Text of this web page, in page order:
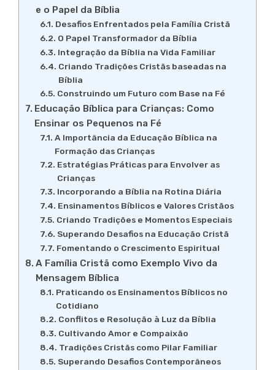
e o Papel da Bíblia
Desafios Enfrentados pela Família Cristã
O Papel Transformador da Bíblia
Integração da Bíblia na Vida Familiar
Criando Tradições Cristãs baseadas na
Bíblia
Construindo um Futuro com Base na Fé
Educação Bíblica para Crianças: Como
Ensinar os Pequenos na Fé
A Importância da Educação Bíblica na
Formação das Crianças
Estratégias Práticas para Envolver as
Crianças
Incorporando a Bíblia na Rotina Diária
Ensinamentos Bíblicos e Valores Cristãos
Criando Tradições e Momentos Especiais
Superando Desafios na Educação Cristã
Fomentando o Crescimento Espiritual
A Família Cristã como Exemplo Vivo da
Mensagem Bíblica
Praticando os Ensinamentos Bíblicos no
Cotidiano
Conflitos e Resolução à Luz da Bíblia
Cultivando Amor e Compaixão
Tradições Cristãs como Pilar Familiar
Superando Desafios Contemporâneos